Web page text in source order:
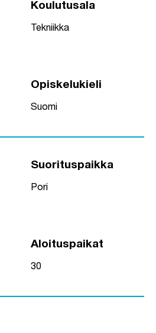
Koulutusala
Tekniikka
Opiskelukieli
Suomi
Suorituspaikka
Pori
Aloituspaikat
30